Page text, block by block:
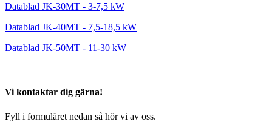
Datablad JK-30MT - 3-7,5 kW
Datablad JK-40MT - 7,5-18,5 kW
Datablad JK-50MT - 11-30 kW
Vi kontaktar dig gärna!
Fyll i formuläret nedan så hör vi av oss.